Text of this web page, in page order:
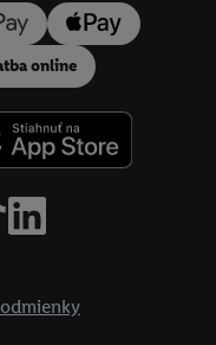
online
na "Súhlasím
vyššie uvedené účely.
uchovávania
súhlas s účinnosťou
ochrany osobných